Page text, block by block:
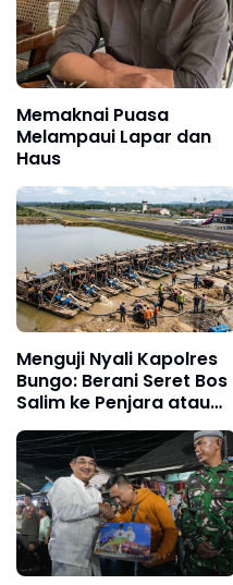
Memaknai Puasa
Melampaui Lapar dan
Haus
Menguji Nyali Kapolres
Bungo: Berani Seret Bos
Salim ke Penjara atau
Biarkan Hukum Takluk di
Tangan Penadah Emas
Ilegal?